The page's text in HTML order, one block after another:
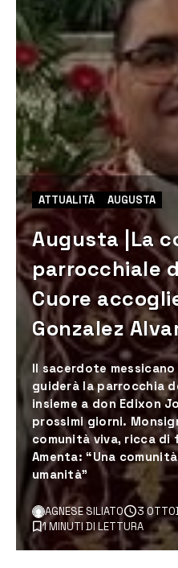
ATTUALITÀ AUGUSTA
Augusta |La
parrocchiale
Cuore
Gonzalez
Il sacerdote messicano
guiderà la parrocchia
insieme a don Edixon
prossimi giorni.
comunità viva, ricca di
Amenta: “Una
umanità”
AGNESE SILIATO 3
1 MINUTI DI LETTURA